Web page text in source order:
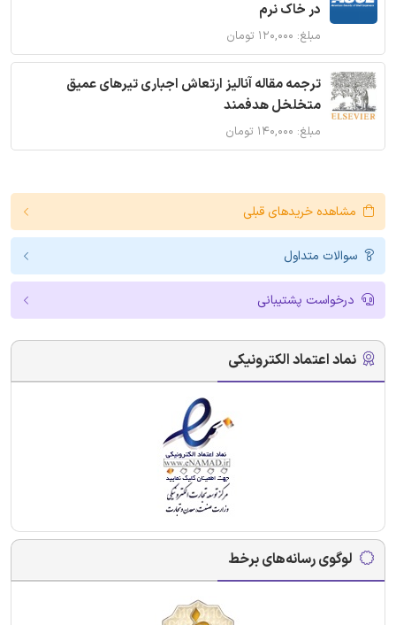
در خاک نرم
مبلغ: ۱۲۰,۰۰۰ تومان
ترجمه مقاله آنالیز ارتعاش اجباری تیرهای عمیق
متخلخل هدفمند
مبلغ: ۱۴۰,۰۰۰ تومان
مشاهده خریدهای قبلی
سوالات متداول
درخواست پشتیبانی
نماد اعتماد الکترونیکی
لوگوی رسانه‌های برخط